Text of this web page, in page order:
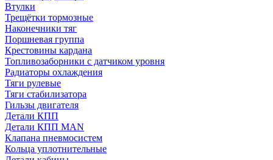
Втулки
Трещётки тормозные
Наконечники тяг
Поршневая группа
Крестовины кардана
Топливозаборники с датчиком уровня
Радиаторы охлаждения
Тяги рулевые
Тяги стабилизатора
Гильзы двигателя
Детали КПП
Детали КПП MAN
Клапана пневмосистем
Кольца уплотнительные